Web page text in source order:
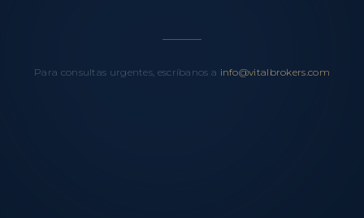
Para consultas urgentes, escríbanos a info@vitalbrokers.com